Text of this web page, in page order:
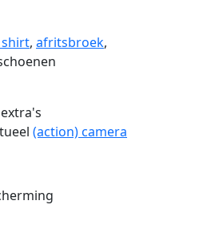
, afritsbroek,
(action) camera